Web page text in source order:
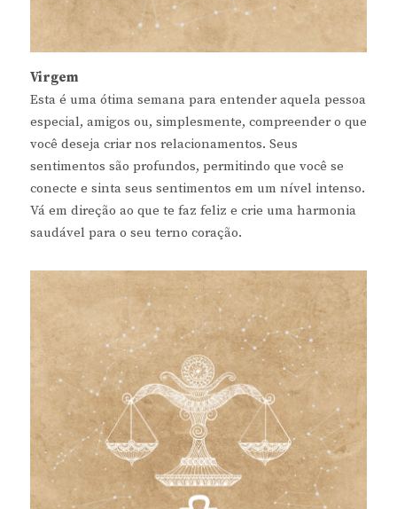
Virgem
Esta é uma ótima semana para entender aquela pessoa
especial, amigos ou, simplesmente, compreender o que
você deseja criar nos relacionamentos. Seus
sentimentos são profundos, permitindo que você se
conecte e sinta seus sentimentos em um nível intenso.
Vá em direção ao que te faz feliz e crie uma harmonia
saudável para o seu terno coração.